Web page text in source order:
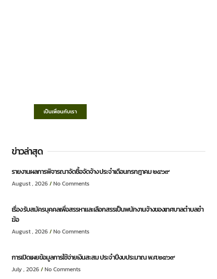
เป็นเพื่อนกับเรา
ข่าวล่าสุด
รายงานผลการพิจารณาจัดซื้อจัดจ้าง ประจำเดือนกรกฎาคม ๒๕๖๙
August , 2026 No Comments
เรื่อง รับสมัครบุคคลเพื่อสรรหาและเลือกสรรเป็นพนักงานจ้างของเทศบาลตำบลชำ
ฆ้อ
August , 2026 No Comments
การเปิดเผยข้อมูลการใช้จ่ายเงินสะสม ประจำปีงบประมาณ พ.ศ.๒๕๖๙
July , 2026 No Comments